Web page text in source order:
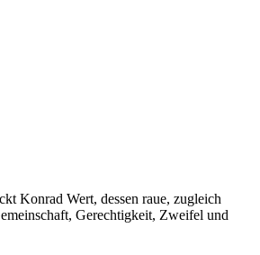
Konrad Wert, dessen raue, zugleich
Gerechtigkeit, Zweifel und